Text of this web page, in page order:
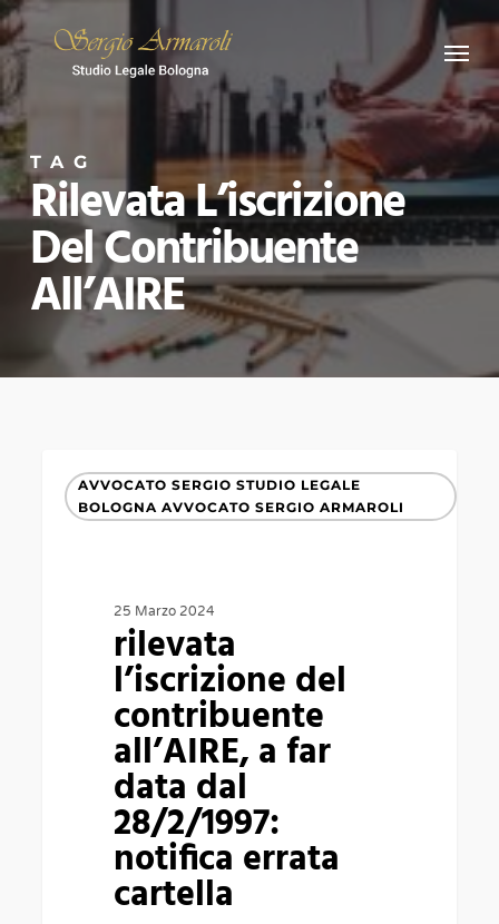
Skip
to
main
content
Menu
TAG
Rilevata L’iscrizione
Del Contribuente
All’AIRE
l’iscrizione
28/2/1997:
AVVOCATO SERGIO STUDIO LEGALE
BOLOGNA AVVOCATO SERGIO ARMAROLI
25 Marzo 2024
rilevata
l’iscrizione del
contribuente
all’AIRE, a far
data dal
28/2/1997:
notifica errata
cartella